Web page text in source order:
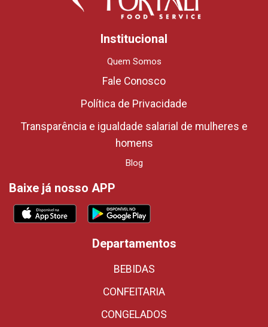
Institucional
Quem Somos
Fale Conosco
Política de Privacidade
Transparência e igualdade salarial de mulheres e
homens
Blog
Baixe já nosso APP
Departamentos
BEBIDAS
CONFEITARIA
CONGELADOS